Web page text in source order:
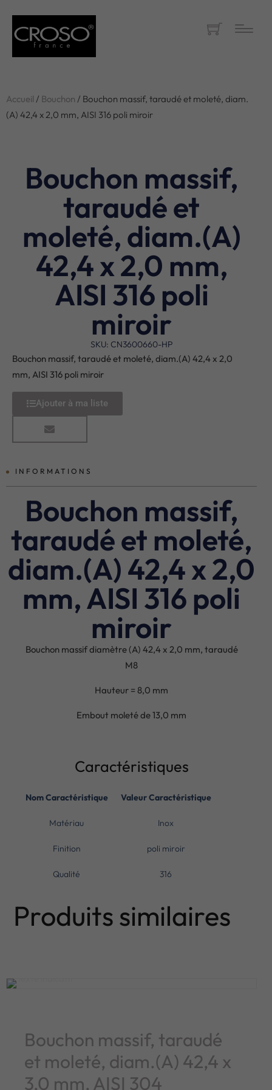
Accueil / Bouchon / Bouchon massif, taraudé et moleté, diam.
(A) 42,4 x 2,0 mm, AISI 316 poli miroir
Bouchon massif,
taraudé et
moleté, diam.(A)
42,4 x 2,0 mm,
AISI 316 poli
miroir
SKU: CN3600660-HP
Bouchon massif, taraudé et moleté, diam.(A) 42,4 x 2,0
mm, AISI 316 poli miroir
Ajouter à ma liste
INFORMATIONS
Bouchon massif,
taraudé et moleté,
diam.(A) 42,4 x 2,0
mm, AISI 316 poli
miroir
Bouchon massif diamètre (A) 42,4 x 2,0 mm, taraudé
M8
Hauteur = 8,0 mm
Embout moleté de 13,0 mm
Caractéristiques
Nom Caractéristique Valeur Caractéristique
Matériau Inox
Finition poli miroir
Qualité 316
Produits similaires
Bouchon massif, taraudé
et moleté, diam.(A) 42,4 x
3,0 mm, AISI 304